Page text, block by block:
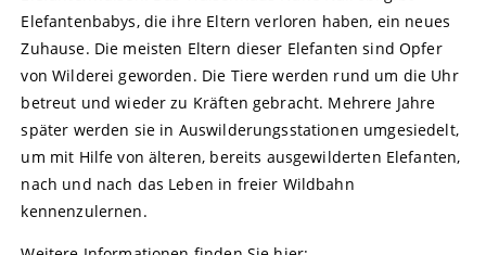
Elefantenbabys, die ihre Eltern verloren haben, ein neues
Zuhause. Die meisten Eltern dieser Elefanten sind Opfer
von Wilderei geworden. Die Tiere werden rund um die Uhr
betreut und wieder zu Kräften gebracht. Mehrere Jahre
später werden sie in Auswilderungsstationen umgesiedelt,
um mit Hilfe von älteren, bereits ausgewilderten Elefanten,
nach und nach das Leben in freier Wildbahn
kennenzulernen.